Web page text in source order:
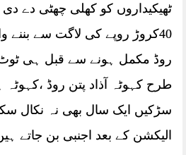
ٹھیکیداروں کو کھلی چھٹی
40کروڑ روپے کی لاگت سے بننے
روڈ مکمل ہونے سے قبل ہی
طرح کہوٹہ آذاد پتن روڈ ،کہوٹہ
سڑکیں ایک سال بھی نہ نکال
الیکشن کے بعد اجنبی بن جاتے